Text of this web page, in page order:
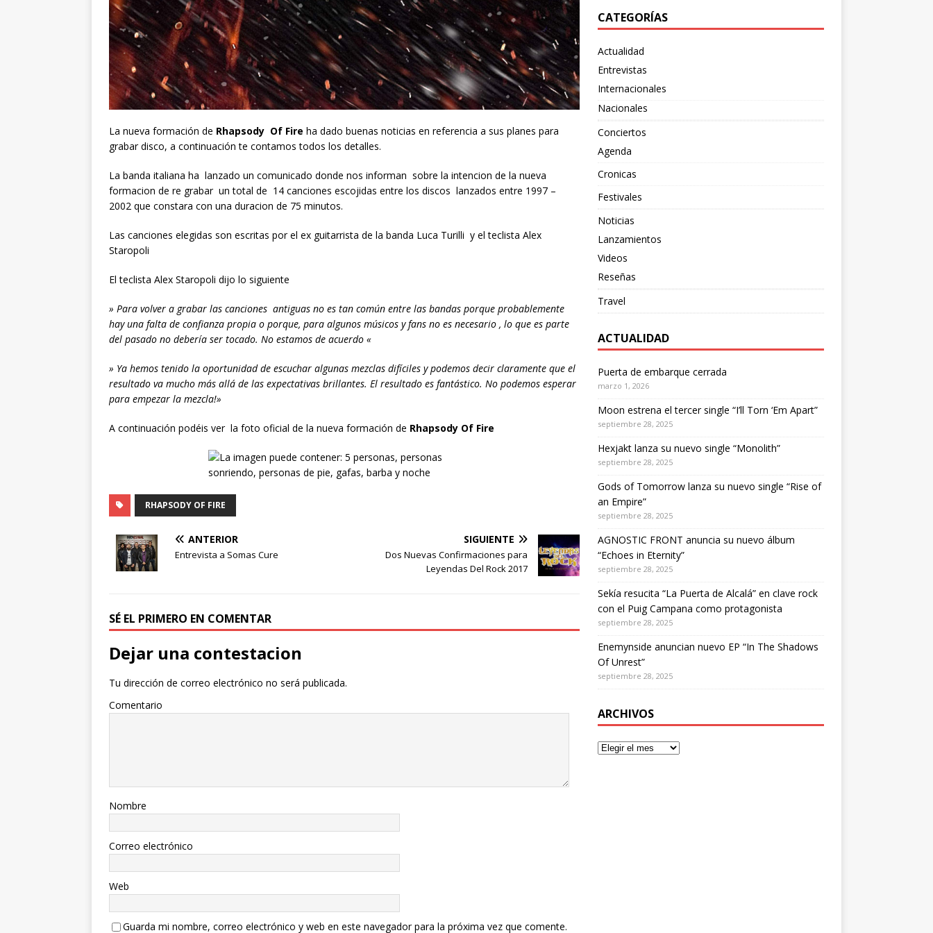
La nueva formación de Rhapsody Of Fire ha dado buenas noticias en referencia a sus planes para
grabar disco, a continuación te contamos todos los detalles.
La banda italiana ha lanzado un comunicado donde nos informan sobre la intencion de la nueva
formacion de re grabar un total de 14 canciones escojidas entre los discos lanzados entre 1997 –
2002 que constara con una duracion de 75 minutos.
Las canciones elegidas son escritas por el ex guitarrista de la banda Luca Turilli y el teclista Alex
Staropoli
El teclista Alex Staropoli dijo lo siguiente
» Para volver a grabar las canciones antiguas no es tan común entre las bandas porque probablemente
hay una falta de confianza propia o porque, para algunos músicos y fans no es necesario , lo que es parte
del pasado no debería ser tocado. No estamos de acuerdo «
» Ya hemos tenido la oportunidad de escuchar algunas mezclas difíciles y podemos decir claramente que el
resultado va mucho más allá de las expectativas brillantes. El resultado es fantástico. No podemos esperar
para empezar la mezcla!»
A continuación podéis ver la foto oficial de la nueva formación de Rhapsody Of Fire
RHAPSODY OF FIRE
ANTERIOR
Entrevista a Somas Cure
SIGUIENTE
Dos Nuevas Confirmaciones para
Leyendas Del Rock 2017
SÉ EL PRIMERO EN COMENTAR
Dejar una contestacion
Tu dirección de correo electrónico no será publicada.
Comentario
Nombre
Correo electrónico
Web
Guarda mi nombre, correo electrónico y web en este navegador para la próxima vez que comente.
CATEGORÍAS
Actualidad
Entrevistas
Internacionales
Nacionales
Conciertos
Agenda
Cronicas
Festivales
Noticias
Lanzamientos
Videos
Reseñas
Travel
ACTUALIDAD
Puerta de embarque cerrada
marzo 1, 2026
Moon estrena el tercer single “I’ll Torn ‘Em Apart”
septiembre 28, 2025
Hexjakt lanza su nuevo single “Monolith”
septiembre 28, 2025
Gods of Tomorrow lanza su nuevo single “Rise of
an Empire”
septiembre 28, 2025
AGNOSTIC FRONT anuncia su nuevo álbum
“Echoes in Eternity”
septiembre 28, 2025
Sekía resucita “La Puerta de Alcalá” en clave rock
con el Puig Campana como protagonista
septiembre 28, 2025
Enemynside anuncian nuevo EP “In The Shadows
Of Unrest”
septiembre 28, 2025
ARCHIVOS